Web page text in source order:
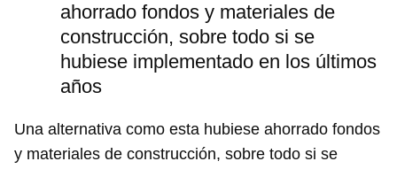
ahorrado fondos y materiales de
construcción, sobre todo si se
hubiese implementado en los últimos
años
Una alternativa como esta hubiese ahorrado fondos
y materiales de construcción, sobre todo si se